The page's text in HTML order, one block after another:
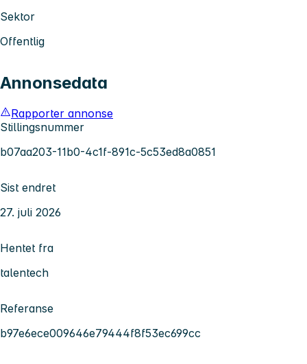
Sektor
Offentlig
Annonsedata
Rapporter annonse
Stillingsnummer
b07aa203-11b0-4c1f-891c-5c53ed8a0851
Sist endret
27. juli 2026
Hentet fra
talentech
Referanse
b97e6ece009646e79444f8f53ec699cc